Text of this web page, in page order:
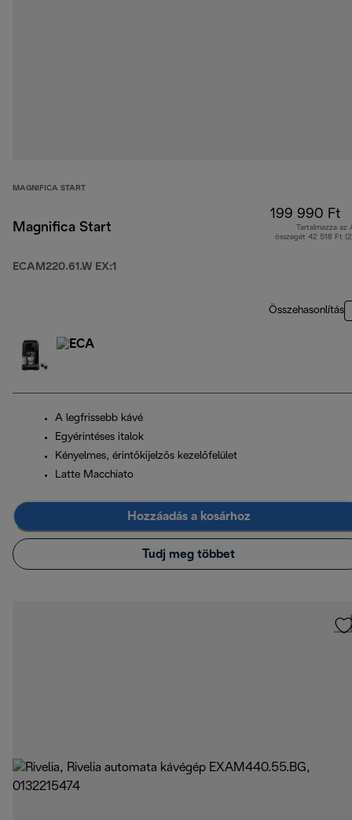
MAGNIFICA START
Magnifica Start
ECAM220.61.W EX:1
199 990 Ft
Tartalmazza az
összegét 42 518 Ft
Összehasonlítás
A legfrissebb kávé
Egyérintéses italok
Kényelmes, érintőkijelzős kezelőfelület
Latte Macchiato
Hozzáadás a kosárhoz
Tudj meg többet